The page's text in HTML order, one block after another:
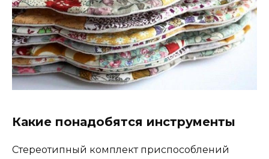
Какие понадобятся инструменты
Стереотипный комплект приспособлений